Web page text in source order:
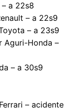
a 22s8
– a 22s9
– a 23s9
Aguri-Honda –
– a 30s9
– acidente